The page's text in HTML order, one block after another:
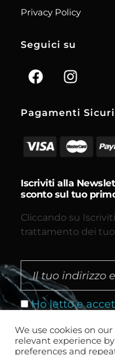
Privacy Policy
Seguici su
Pagamenti Sicuri
Iscriviti alla
sconto sul tuo
Cliccando su
trattamento dei
Ho letto e
We use cookies on
relevant experience
preferences and